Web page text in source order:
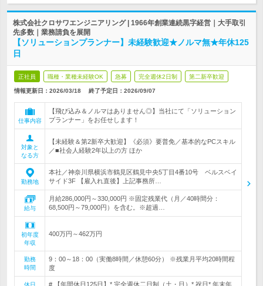
株式会社クロサワエンジニアリング | 1966年創業連続黒字経営｜大手取引
先多数｜業務請負を展開
【ソリューションプランナー】未経験歓迎★ノルマ無★年休125
日
正社員 職種・業種未経験OK 急募 完全週休2日制 第二新卒歓迎
情報更新日：2026/03/18 終了予定日： 2026/09/07
仕事内容
【飛び込み＆ノルマはありません◎】当社にて「ソリューション
プランナー」をお任せします！
対象と
なる方
【未経験＆第2新卒大歓迎】《必須》要普免／基本的なPCスキル
／■社会人経験2年以上の方 ほか
勤務地
本社／神奈川県横浜市鶴見区鶴見中央5丁目4番10号 ベルスベイ
サイド3F 【雇入れ直後】上記事務所…
給与
月給286,000円～330,000円 ※固定残業代（月／40時間分：
68,500円～79,000円）を含む。※超過…
初年度
年収
400万円～462万円
勤務
時間
9：00～18：00（実働8時間／休憩60分） ※残業月平均20時間程
度
休日
# 【年間休日125日】* 完全週休二日制（土・日）* 祝日* 年末年